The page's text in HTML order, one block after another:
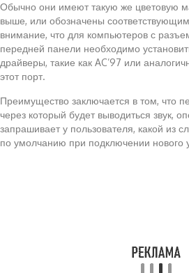
Обычно они имеют такую же цветовую
выше, или обозначены
внимание, что для компьютеров с
передней панели необходимо
драйверы, такие как AC’97 или
этот порт.
Преимущество заключается в том, что
через который будет выводиться звук,
запрашивает у пользователя, какой из
по умолчанию при подключении нового